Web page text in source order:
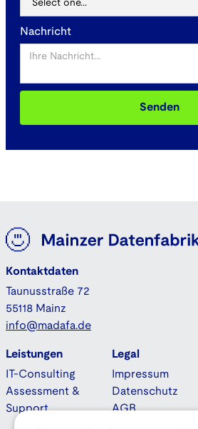
Nachricht
Kontaktdaten
Taunusstraße 72
55118 Mainz
info@madafa.de
Leistungen
IT-Consulting
Assessment &
Support
Legal
Impressum
Datenschutz
AGB